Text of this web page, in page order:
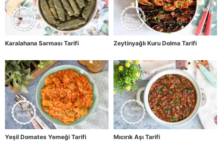
Karalahana Sarması Tarifi Zeytinyağlı Kuru Dolma Tarifi
Yeşil Domates Yemeği Tarifi Mıcırık Aşı Tarifi